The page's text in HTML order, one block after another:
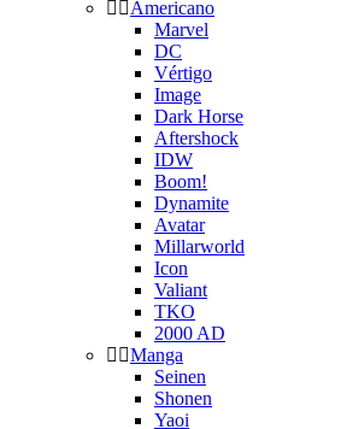
Americano
Marvel
DC
Vértigo
Image
Dark Horse
Aftershock
IDW
Boom!
Dynamite
Avatar
Millarworld
Icon
Valiant
TKO
2000 AD
Manga
Seinen
Shonen
Yaoi